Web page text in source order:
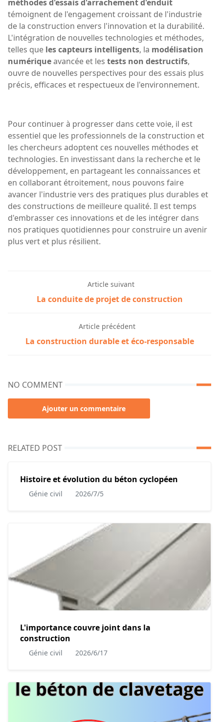
méthodes d'essais d'arrachement d'enduit
témoignent de l'engagement croissant de l'industrie
de la construction envers l'innovation et la durabilité.
L'intégration de nouvelles technologies et méthodes,
telles que les capteurs intelligents, la modélisation
numériqueavancée et les tests non destructifs,
ouvre de nouvelles perspectives pour des essais plus
précis, efficaces et respectueux de l'environnement.
Pour continuer à progresser dans cette voie, il est
essentiel que les professionnels de la construction et
les chercheurs adoptent ces nouvelles méthodes et
technologies. En investissant dans la recherche et le
développement, en partageant les connaissances et
en collaborant étroitement, nous pouvons faire
avancer l'industrie vers des pratiques plus durables et
des constructions de meilleure qualité. Il est temps
d'embrasser ces innovations et de les intégrer dans
nos pratiques quotidiennes pour construire un avenir
plus vert et plus résilient.
Article suivant
La conduite de projet de construction
Article précédent
La construction durable et éco-responsable
NO COMMENT
Ajouter un commentaire
RELATED POST
Histoire et évolution du béton cyclopéen
Génie civil 2026/7/5
L'importance couvre joint dans la
construction
Génie civil 2026/6/17